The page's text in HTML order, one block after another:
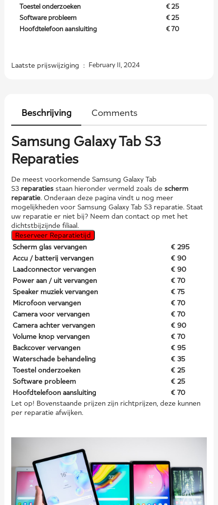
Toestel onderzoeken
€ 25
Software probleem
€ 25
Hoofdtelefoon aansluiting
€ 70
Laatste prijswijziging : February 11, 2024
Beschrijving Comments
Samsung Galaxy Tab S3
Reparaties
De meest voorkomende Samsung Galaxy Tab
S3 reparatiesstaan hieronder vermeld zoals de scherm
reparatie. Onderaan deze pagina vindt u nog meer
mogelijkheden voor Samsung Galaxy Tab S3 reparatie. Staat
uw reparatie er niet bij? Neem dan contact op met het
dichtstbijzijnde filiaal.
Reserveer Reparatietijd
Scherm glas vervangen
€ 295
Accu / batterij vervangen
€ 90
Laadconnector vervangen
€ 90
Power aan / uit vervangen
€ 70
Speaker muziek vervangen
€ 75
Microfoon vervangen
€ 70
Camera voor vervangen
€ 70
Camera achter vervangen
€ 90
Volume knop vervangen
€ 70
Backcover vervangen
€ 95
Waterschade behandeling
€ 35
Toestel onderzoeken
€ 25
Software probleem
€ 25
Hoofdtelefoon aansluiting
€ 70
Let op! Bovenstaande prijzen zijn richtprijzen, deze kunnen
per reparatie afwijken.